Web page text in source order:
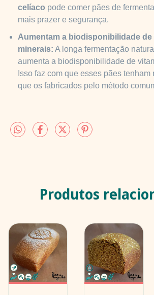
celíaco pode comer pães de
mais prazer e segurança.
Aumentam a biodisponibilidade de
minerais: A longa fermentação
aumenta a biodisponibilidade de
Isso faz com que esses pães
que os fabricados pelo método
Produtos